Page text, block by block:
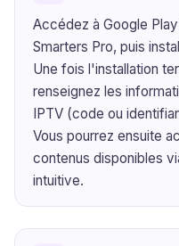
Accédez à Google
Smarters Pro, puis
Une fois l'installation
renseignez les
IPTV (code ou
Vous pourrez ensuite
contenus disponibles
intuitive.